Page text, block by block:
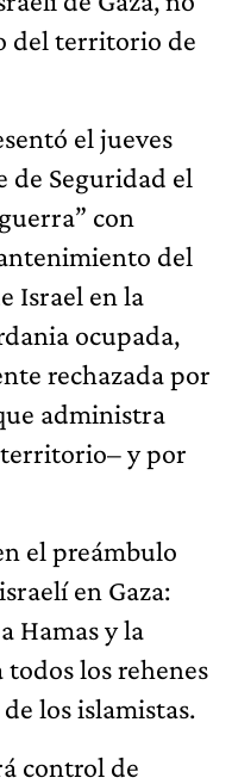
del territorio de
el jueves
de Seguridad el
con
del
Israel en la
ocupada,
rechazada por
administra
y por
el preámbulo
en Gaza:
Hamas y la
los rehenes
los islamistas.
control de